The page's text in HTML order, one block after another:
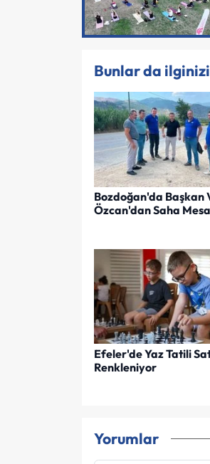
Bunlar da
Bozdoğan'da Başkan
Özcan'dan Saha
Efeler'de Yaz Tatili
Renkleniyor
Yorumlar